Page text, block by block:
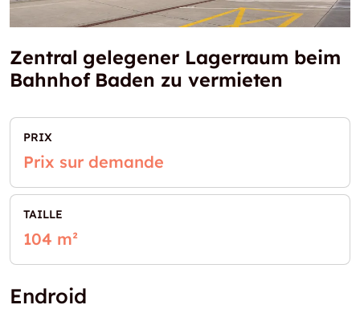
Zentral gelegener Lagerraum beim
Bahnhof Baden zu vermieten
PRIX
Prix sur demande
TAILLE
104 m²
Endroid